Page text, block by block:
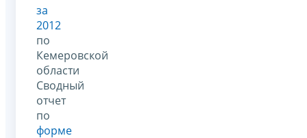
за
2012
по
Кемеровской
области
Сводный
отчет
по
форме